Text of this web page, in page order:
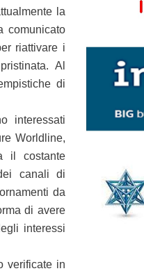
la
comunicato
riattivare i
Al
di
interessati
Worldline,
il costante
canali di
da
di avere
interessi
verificate in